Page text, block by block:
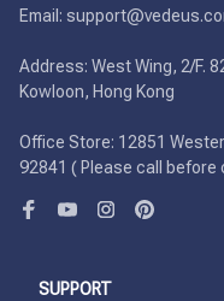
Email:
Address: West Wing, 2/F.
Kowloon, Hong Kong
Office Store: 12851
92841 ( Please call before
SUPPORT